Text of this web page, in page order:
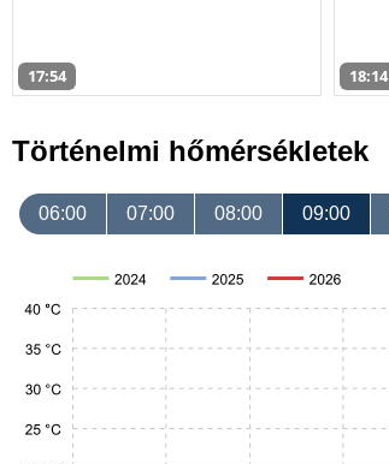
17:54 18:14
Történelmi hőmérsékletek
06:00 07:00 08:00 09:00